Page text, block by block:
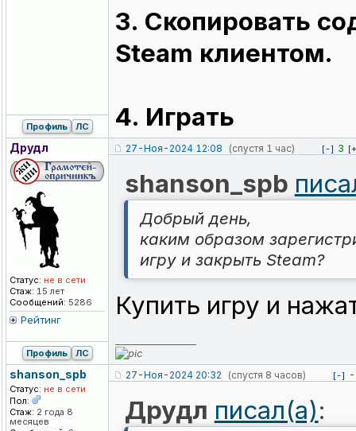
3. Скопировать
Steam клиентом.
4. Играть
Профиль ЛС
Друдл
Статус: не в сети
Стаж: 15 лет
Сообщений: 5286
Рейтинг
27-Ноя-2024 12:08 (спустя 1 час) [-] 3
shanson_spb
Добрый день,
каким образом
игру и закрыть Steam?
Купить игру и
Профиль ЛС
shanson_spb
Статус: не в сети
Пол:
Стаж: 2 года 8
месяцев
27-Ноя-2024 20:32 (спустя 8 часов) [-]
Друдл писал(а):